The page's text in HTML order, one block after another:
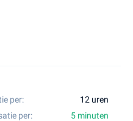
12 uren
5 minuten